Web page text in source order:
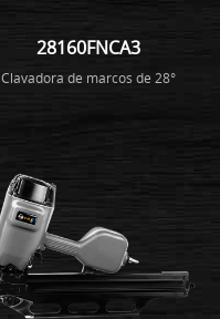
28160FNCA3
Clavadora de marcos de 28°